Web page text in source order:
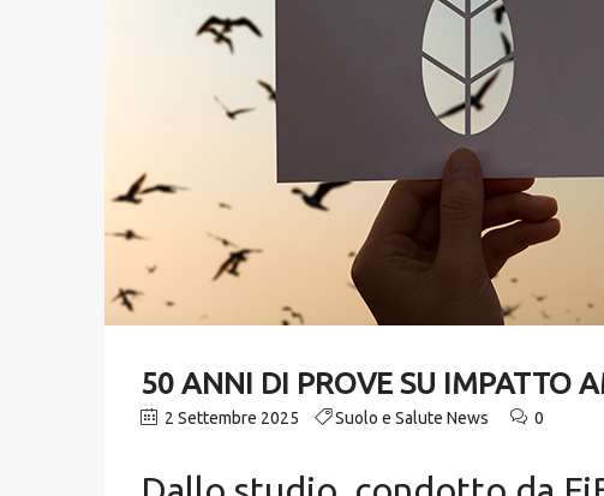
50 ANNI DI PROVE SU IMPATTO
2 Settembre 2025 Suolo e Salute News 0